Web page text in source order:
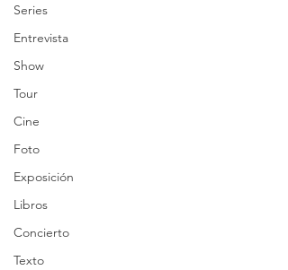
Series
Entrevista
Show
Tour
Cine
Foto
Exposición
Libros
Concierto
Texto